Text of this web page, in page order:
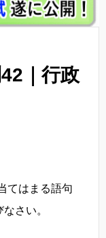
｜行政
てはまる語句
さい。